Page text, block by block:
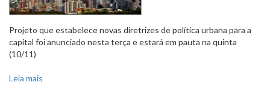
Projeto que estabelece novas diretrizes de política urbana para a
capital foi anunciado nesta terça e estará em pauta na quinta
(10/11)
Leia mais